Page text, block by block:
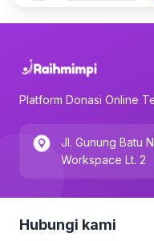
Platform Donasi Online
Jl. Gunung Batu
Workspace Lt. 2
Hubungi kami